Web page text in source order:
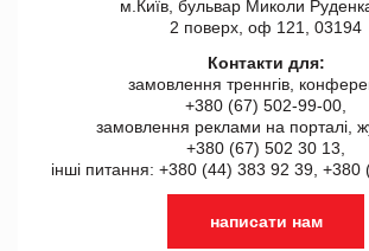
м.Київ, бульвар Миколи
2 поверх, оф 121, 03194
Контакти для:
замовлення треннгів,
+380 (67) 502-99-00,
замовлення реклами на порталі,
+380 (67) 502 30 13,
інші питання: +380 (44) 383 92 39, +380
написати нам